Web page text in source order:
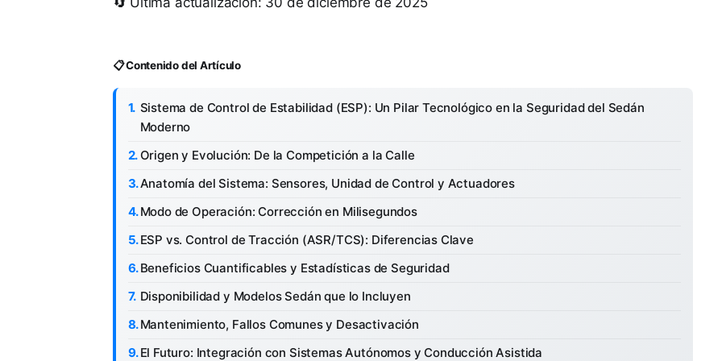
📋 Contenido del Artículo
Sistema de Control de Estabilidad (ESP): Un Pilar Tecnológico en la Seguridad del Sedán
Moderno
Origen y Evolución: De la Competición a la Calle
Anatomía del Sistema: Sensores, Unidad de Control y Actuadores
Modo de Operación: Corrección en Milisegundos
ESP vs. Control de Tracción (ASR/TCS): Diferencias Clave
Beneficios Cuantificables y Estadísticas de Seguridad
Disponibilidad y Modelos Sedán que lo Incluyen
Mantenimiento, Fallos Comunes y Desactivación
El Futuro: Integración con Sistemas Autónomos y Conducción Asistida